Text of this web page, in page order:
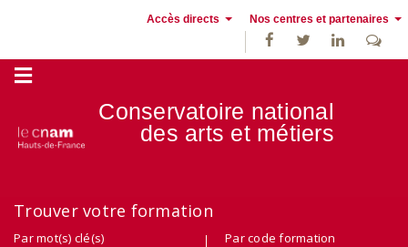
Accès directs Nos centres et partenaires
France
Conservatoire national
des arts et métiers
Trouver votre formation
Par mot(s) clé(s) Par code formation